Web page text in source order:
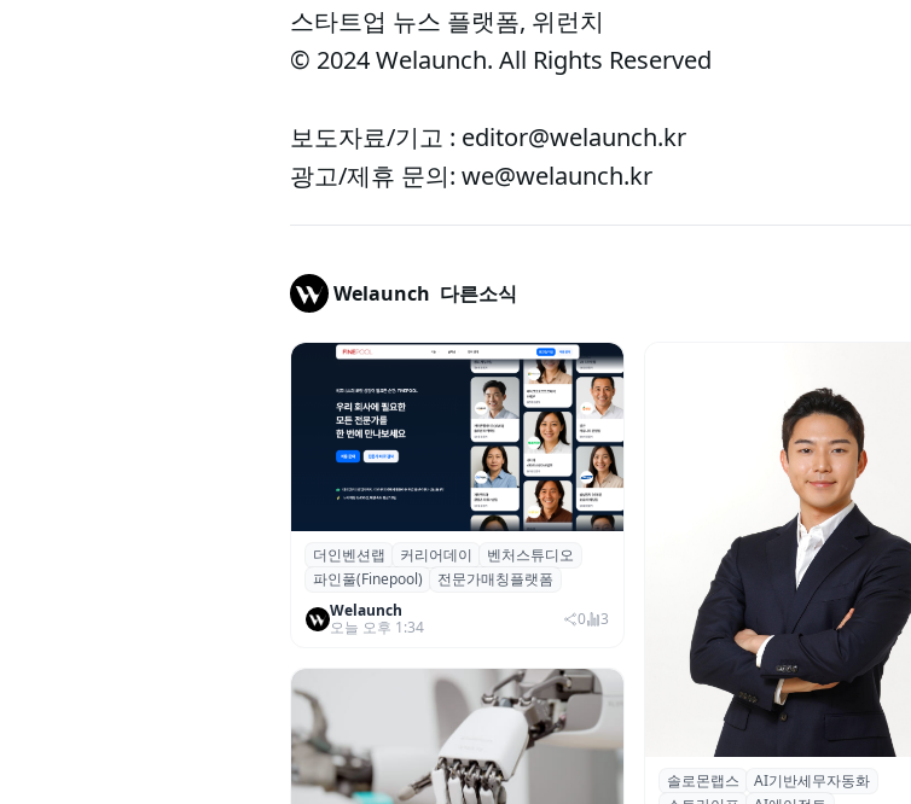
스타트업 뉴스 플랫폼, 위런치
© 2024 Welaunch. All Rights Reserved
보도자료/기고 : editor@welaunch.kr
광고/제휴 문의: we@welaunch.kr
Welaunch 다른소식
더인벤션랩·커리어데이, 스타트업 전문
가 매칭 플랫폼 ‘파인풀’ 출시
더인벤션랩 커리어데이
벤처스튜디오
파인풀(Finepool)
전문가매칭플랫폼
Welaunch
오늘 오후 1:34
0 3
솔로몬랩스, 스트라이프 출신 이
솔로몬랩스
AI기반세무자동화